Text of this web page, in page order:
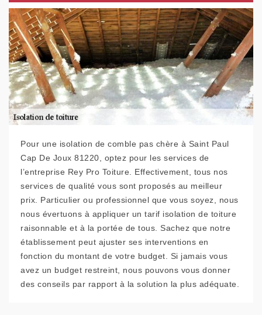
Pour une isolation de comble pas chère à Saint Paul
Cap De Joux 81220, optez pour les services de
l’entreprise Rey Pro Toiture. Effectivement, tous nos
services de qualité vous sont proposés au meilleur
prix. Particulier ou professionnel que vous soyez, nous
nous évertuons à appliquer un tarif isolation de toiture
raisonnable et à la portée de tous. Sachez que notre
établissement peut ajuster ses interventions en
fonction du montant de votre budget. Si jamais vous
avez un budget restreint, nous pouvons vous donner
des conseils par rapport à la solution la plus adéquate.